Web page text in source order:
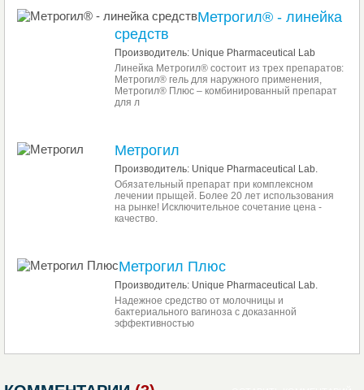
Метрогил® - линейка
средств
Производитель: Unique Pharmaceutical Lab
Линейка Метрогил® состоит из трех препаратов:
Метрогил® гель для наружного применения,
Метрогил® Плюс – комбинированный препарат
для л
Метрогил
Производитель: Unique Pharmaceutical Lab.
Обязательный препарат при комплексном
лечении прыщей. Более 20 лет использования
на рынке! Исключительное сочетание цена -
качество.
Метрогил Плюс
Производитель: Unique Pharmaceutical Lab.
Надежное средство от молочницы и
бактериального вагиноза с доказанной
эффективностью